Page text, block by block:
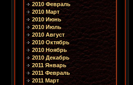
2010 Февраль
2010 Март
2010 Июнь
2010 Июль
2010 Август
2010 Октябрь
2010 Ноябрь
2010 Декабрь
2011 Январь
2011 Февраль
2011 Март